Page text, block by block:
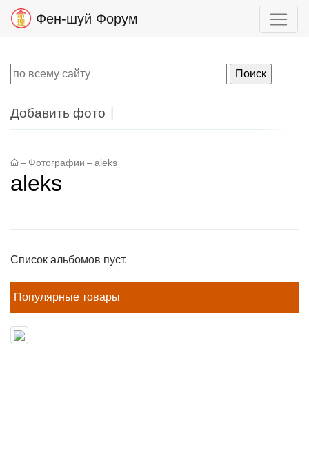
Фен-шуй Форум
Добавить фото
– Фотографии – aleks
aleks
Список альбомов пуст.
Популярные товары